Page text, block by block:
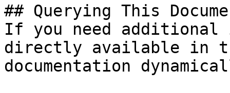
## Querying This
If you need
directly available in
documentation